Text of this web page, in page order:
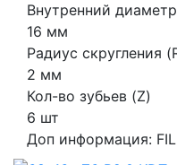
Внутренний
16 мм
Радиус скругления
2 мм
Кол-во зубьев (Z)
6 шт
Доп информация: